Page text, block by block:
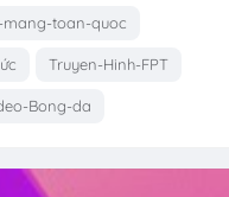
mang-toan-quoc
Truyen-Hinh-FPT
Bong-da